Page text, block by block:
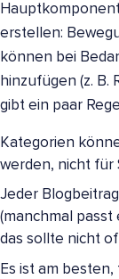
erstellen:
können bei
hinzufügen (z. B.
gibt ein paar
Kategorien
werden, nicht für
Jeder
(manchmal passt
das sollte nicht
Es ist am